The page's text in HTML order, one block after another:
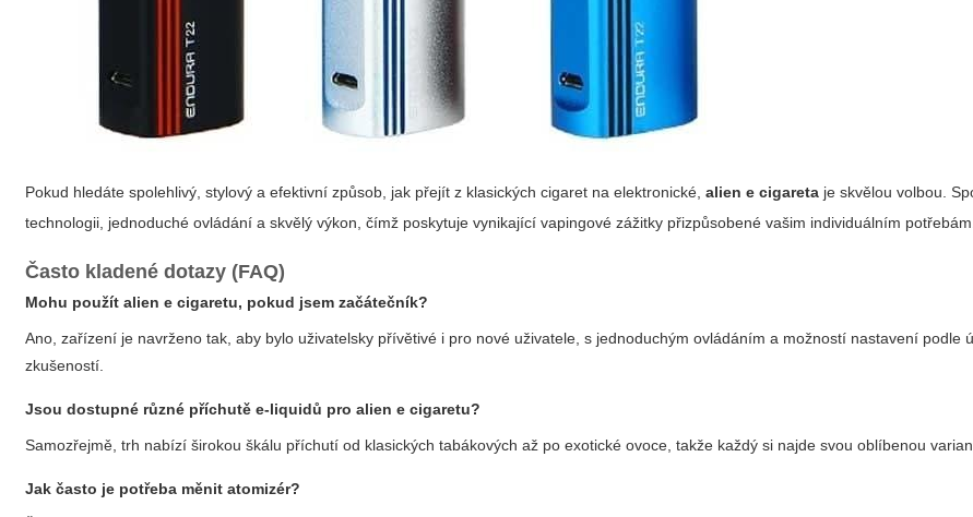
Pokud hledáte spolehlivý, stylový a efektivní způsob, jak přejít z klasických cigaret na elektronické,alien e cigareta je skvělou volbou.
technologii, jednoduché ovládání a skvělý výkon, čímž poskytuje vynikající vapingové zážitky přizpůsobené vašim individuálním potřebám.
Často kladené dotazy (FAQ)
Mohu použít alien e cigaretu, pokud jsem začátečník?
Ano, zařízení je navrženo tak, aby bylo uživatelsky přívětivé i pro nové uživatele, s jednoduchým ovládáním a možností nastavení podle
zkušeností.
Jsou dostupné různé příchutě e-liquidů pro alien e cigaretu?
Samozřejmě, trh nabízí širokou škálu příchutí od klasických tabákových až po exotické ovoce, takže každý si najde svou oblíbenou
Jak často je potřeba měnit atomizér?